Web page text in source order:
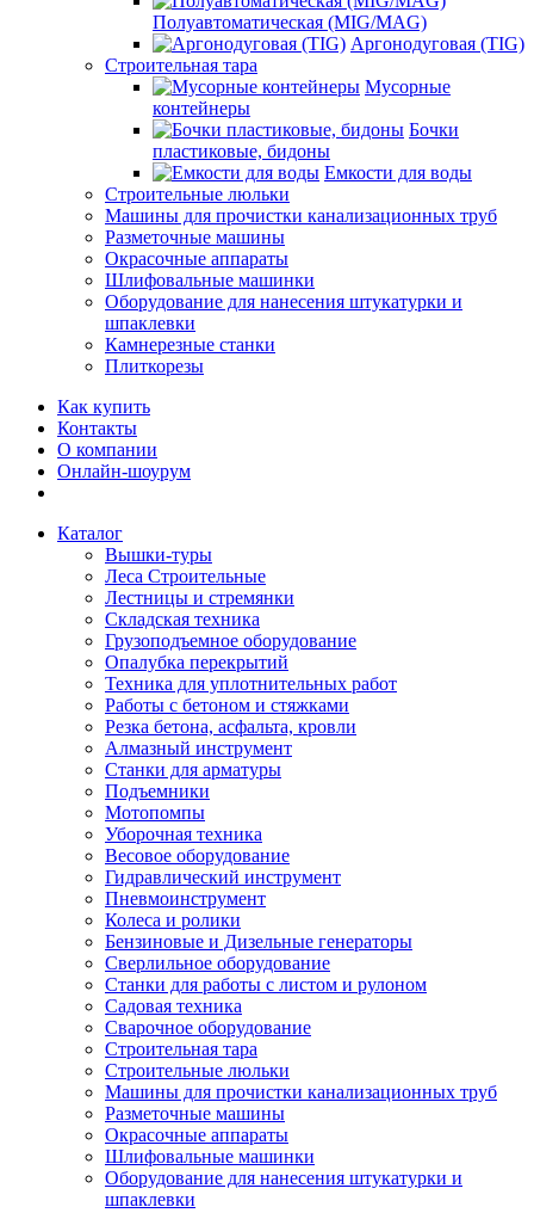
Полуавтоматическая (MIG/MAG)
Аргонодуговая (TIG)
Строительная тара
Мусорные
контейнеры
Бочки
пластиковые, бидоны
Емкости для воды
Строительные люльки
Машины для прочистки канализационных труб
Разметочные машины
Окрасочные аппараты
Шлифовальные машинки
Оборудование для нанесения штукатурки и
шпаклевки
Камнерезные станки
Плиткорезы
Как купить
Контакты
О компании
Онлайн-шоурум
Каталог
Вышки-туры
Леса Строительные
Лестницы и стремянки
Складская техника
Грузоподъемное оборудование
Опалубка перекрытий
Техника для уплотнительных работ
Работы с бетоном и стяжками
Резка бетона, асфальта, кровли
Алмазный инструмент
Станки для арматуры
Подъемники
Мотопомпы
Уборочная техника
Весовое оборудование
Гидравлический инструмент
Пневмоинструмент
Колеса и ролики
Бензиновые и Дизельные генераторы
Сверлильное оборудование
Станки для работы с листом и рулоном
Садовая техника
Сварочное оборудование
Строительная тара
Строительные люльки
Машины для прочистки канализационных труб
Разметочные машины
Окрасочные аппараты
Шлифовальные машинки
Оборудование для нанесения штукатурки и
шпаклевки